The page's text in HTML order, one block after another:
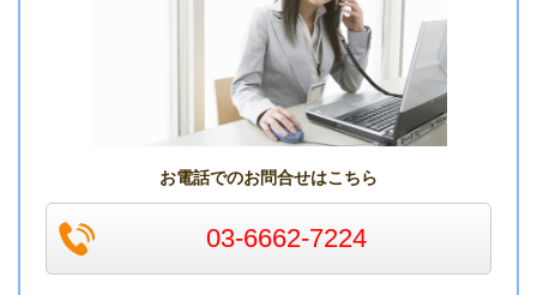
お電話でのお問合せはこちら
03-6662-7224